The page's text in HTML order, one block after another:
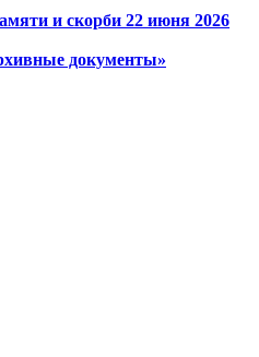
и скорби 22 июня 2026
документы»